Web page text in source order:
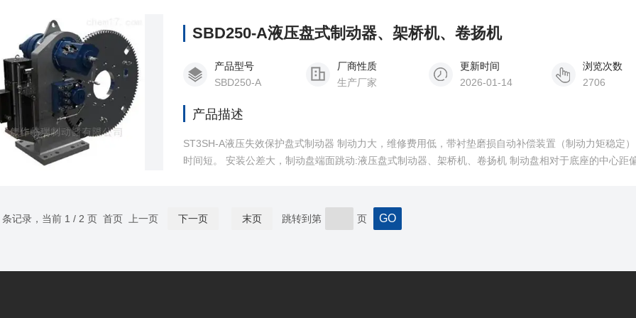
SBD250-A液压盘式制动器、架桥机、卷扬机
产品型号
SBD250-A
厂商性质
生产厂家
更新时间
2026-01-14
浏览次数
2706
产品描述
ST3SH-A液压失效保护盘式制动器 制动力大，维修费用低，带衬垫磨损自动补偿装置（制动力矩稳定
时间短。 安装公差大，制动盘端面跳动:液压盘式制动器、架桥机、卷扬机 制动盘相对于底座的中心距偏差:大
条记录，当前 1 / 2 页 首页 上一页 下一页 末页 跳转到第 页